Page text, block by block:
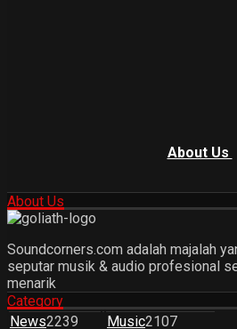
About Us
About Us
Soundcorners.com adalah majalah
seputar musik & audio profesional
menarik
Category
News2239 Music2107